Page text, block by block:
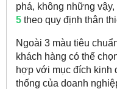
phá, không những
5 theo quy định thân
Ngoài 3 màu tiêu
khách hàng có thể
hợp với mục đích kinh
thống của doanh